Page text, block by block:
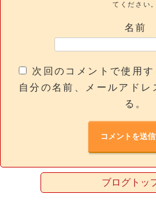
てください。
名前
次回のコメントで使用
自分の名前、メールアドレ
る。
ブログトッ